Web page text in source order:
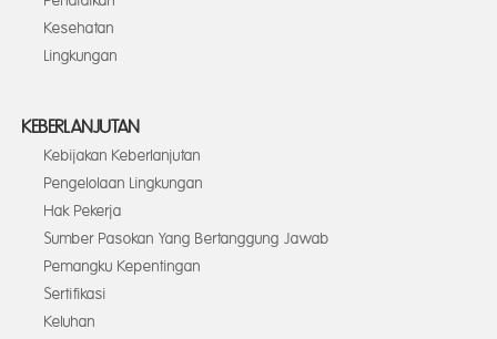
Kesehatan
Lingkungan
KEBERLANJUTAN
Kebijakan Keberlanjutan
Pengelolaan Lingkungan
Hak Pekerja
Sumber Pasokan Yang Bertanggung Jawab
Pemangku Kepentingan
Sertifikasi
Keluhan